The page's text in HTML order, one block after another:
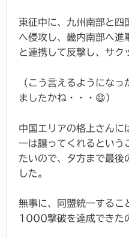
東征中に、九州南部と四
へ侵攻し、畿内南部へ進
と連携して反撃し、サク
（こう言えるようにな
ましたかね・・・😄）
中国エリアの格上さんに
一は譲ってくれるという
たいので、夕方まで最後
した。
無事に、同盟統一するこ
1000撃破を達成できた